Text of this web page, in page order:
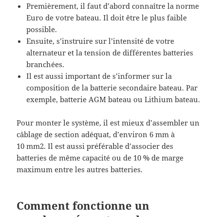
Premièrement, il faut d’abord connaître la norme
Euro de votre bateau. Il doit être le plus faible
possible.
Ensuite, s’instruire sur l’intensité de votre
alternateur et la tension de différentes batteries
branchées.
Il est aussi important de s’informer sur la
composition de la batterie secondaire bateau. Par
exemple, batterie AGM bateau ou Lithium bateau.
Pour monter le système, il est mieux d’assembler un
câblage de section adéquat, d’environ 6 mm à
10 mm2. Il est aussi préférable d’associer des
batteries de même capacité ou de 10 % de marge
maximum entre les autres batteries.
Comment fonctionne un